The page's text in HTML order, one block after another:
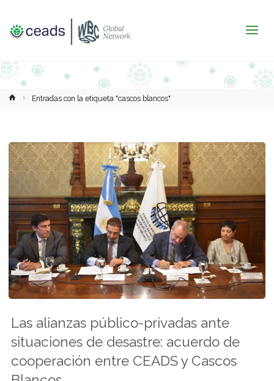
InicioEntradas con la etiqueta "cascos blancos"
Las alianzas público-privadas ante
situaciones de desastre: acuerdo de
cooperación entre CEADS y Cascos